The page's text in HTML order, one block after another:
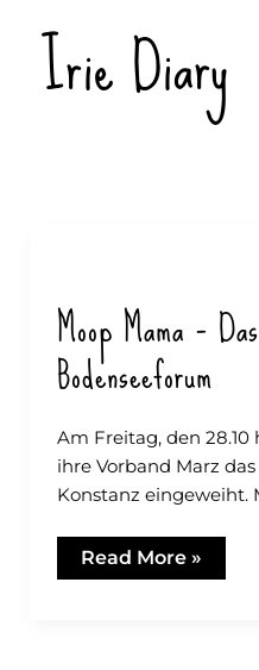
Inhalt
springenIrie Diary
Moop Mama –
Bodenseeforum
Am Freitag, den
ihre Vorband Marz
Konstanz eingeweiht.
Moop
Mama
Read More »